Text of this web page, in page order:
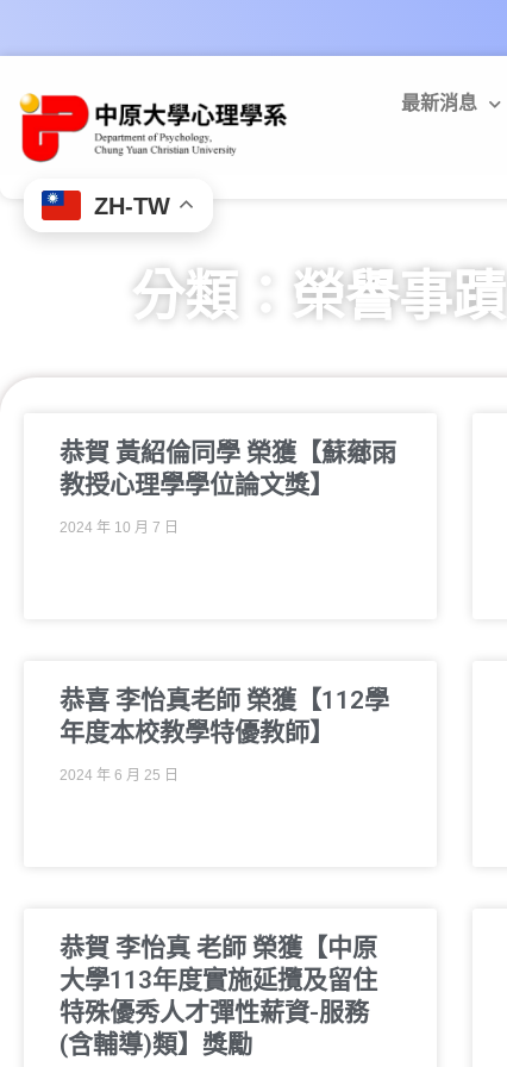
最新消息
分類：榮譽事蹟
恭賀 黃紹倫同學 榮獲【蘇薌雨
教授心理學學位論文獎】
2024 年 10 月 7 日
恭喜 李怡真老師 榮獲【112學
年度本校教學特優教師】
2024 年 6 月 25 日
恭賀 李怡真 老師 榮獲【中原
大學113年度實施延攬及留住
特殊優秀人才彈性薪資-服務
(含輔導)類】獎勵
ZH-TW